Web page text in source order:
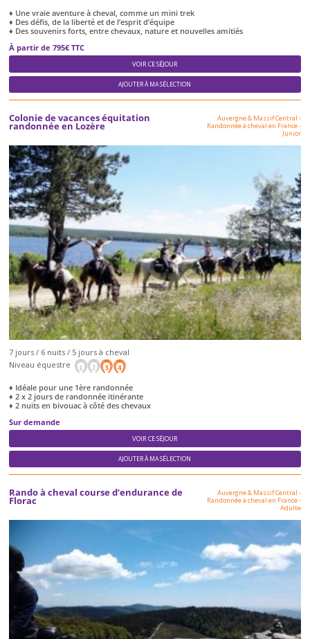
♦ Une vraie aventure à cheval, comme un mini trek
♦ Des défis, de la liberté et de l’esprit d’équipe
♦ Des souvenirs forts, entre chevaux, nature et nouvelles amitiés
À partir de 795€ TTC
VOIR CE SÉJOUR
AJOUTER À MA SÉLECTION
Colonie de vacances équitation
randonnée en Lozère
Auvergne & Massif Central -
Randonnée à cheval en France-
Junior
7 jours / 6 nuits / 5 jours à cheval
Niveau équestre
♦ Idéale pour une 1ère randonnée
♦ 2 x 2 jours de randonnée itinérante
♦ 2 nuits en bivouac à côté des chevaux
Sur demande
VOIR CE SÉJOUR
AJOUTER À MA SÉLECTION
Rando à cheval course d’endurance de
Florac
Auvergne & Massif Central -
Randonnée à cheval en France-
Adulte